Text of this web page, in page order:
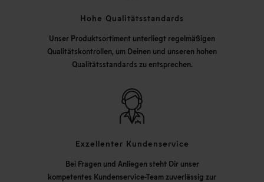
Hohe Qualitätsstandards
Unser Produktsortiment unterliegt regelmäßigen
Qualitätskontrollen, um Deinen und unseren hohen
Qualitätsstandards zu entsprechen.
Exzellenter Kundenservice
Bei Fragen und Anliegen steht Dir unser
kompetentes Kundenservice-Team zuverlässig zur